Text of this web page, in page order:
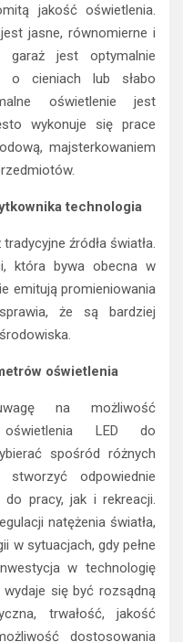
jakość oświetlenia.
jasne, równomierne i
jest optymalnie
o cieniach lub słabo
oświetlenie jest
wykonuje się prace
majsterkowaniem
technologia
źródła światła.
która bywa obecna w
emitują promieniowania
że są bardziej
oświetlenia
na możliwość
oświetlenia LED do
spośród różnych
odpowiednie
pracy, jak i rekreacji.
natężenia światła,
w sytuacjach, gdy pełne
w technologię
wydaje się być rozsądną
trwałość, jakość
dostosowania